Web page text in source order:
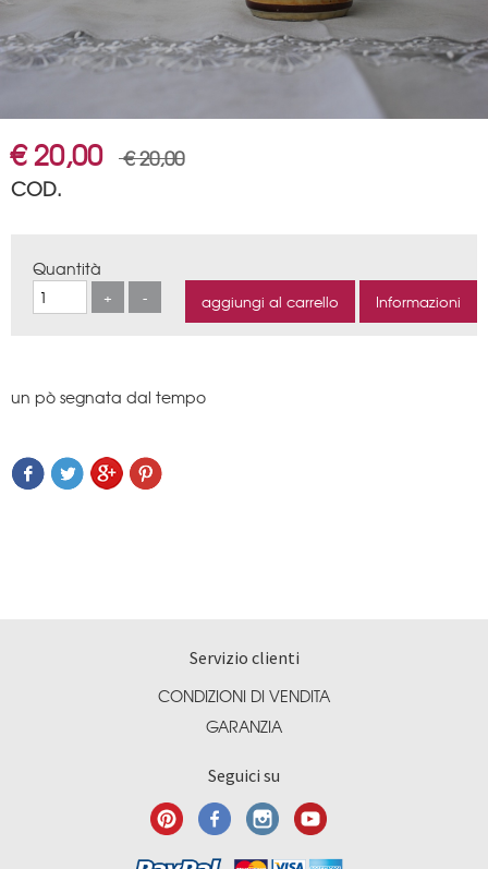
€ 20,00 € 20,00
COD.
Quantità
un pò segnata dal tempo
Servizio clienti
CONDIZIONI DI VENDITA
GARANZIA
Seguici su